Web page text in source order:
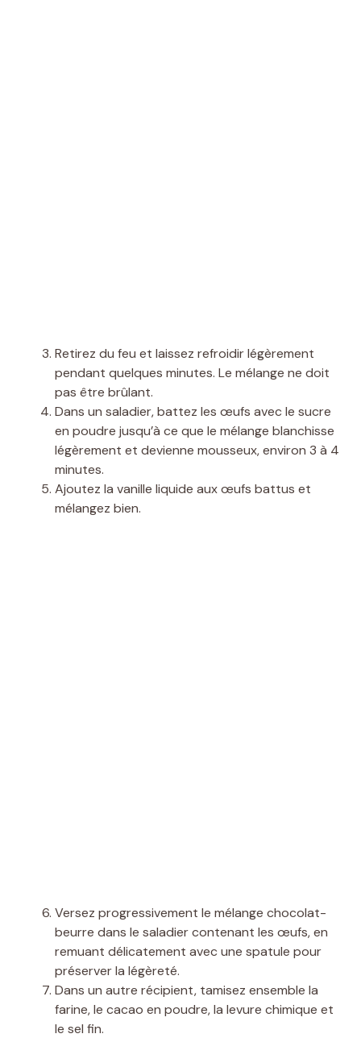
Retirez du feu et laissez refroidir légèrement
pendant quelques minutes. Le mélange ne doit
pas être brûlant.
Dans un saladier, battez les œufs avec le sucre
en poudre jusqu’à ce que le mélange blanchisse
légèrement et devienne mousseux, environ 3 à 4
minutes.
Ajoutez la vanille liquide aux œufs battus et
mélangez bien.
Versez progressivement le mélange chocolat-
beurre dans le saladier contenant les œufs, en
remuant délicatement avec une spatule pour
préserver la légèreté.
Dans un autre récipient, tamisez ensemble la
farine, le cacao en poudre, la levure chimique et
le sel fin.